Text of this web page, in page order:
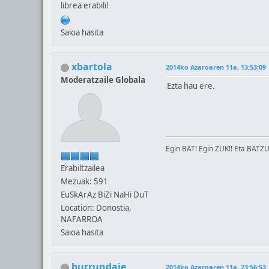
librea erabili!
Saioa hasita
xbartola
Moderatzaile Globala
Erabiltzailea
Mezuak: 591
EuSkArAz BiZi NaHi DuT
Location: Donostia,
NAFARROA
Saioa hasita
2014ko Azaroaren 11a, 13:53:09
Ezta hau ere.
Egin BAT! Egin ZUK!! Eta
2014ko Azaroaren 11a, 23:56:53